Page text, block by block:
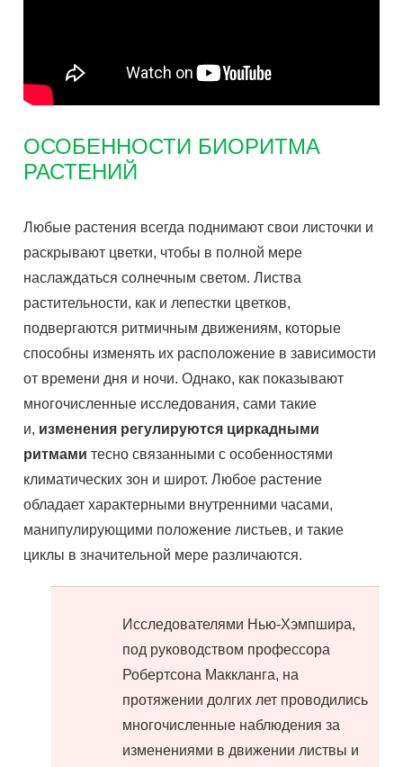
ОСОБЕННОСТИ БИОРИТМА
РАСТЕНИЙ
Любые растения всегда поднимают свои листочки и
раскрывают цветки, чтобы в полной мере
наслаждаться солнечным светом. Листва
растительности, как и лепестки цветков,
подвергаются ритмичным движениям, которые
способны изменять их расположение в зависимости
от времени дня и ночи. Однако, как показывают
многочисленные исследования, сами такие
и, изменения регулируются циркадными
ритмами тесно связанными с особенностями
климатических зон и широт. Любое растение
обладает характерными внутренними часами,
манипулирующими положение листьев, и такие
циклы в значительной мере различаются.
Исследователями Нью-Хэмпшира,
под руководством профессора
Робертсона Маккланга, на
протяжении долгих лет проводились
многочисленные наблюдения за
изменениями в движении листвы и